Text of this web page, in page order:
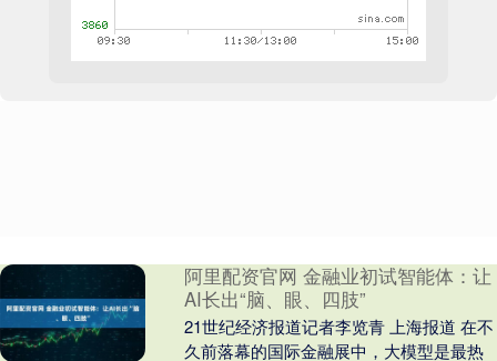
阿里配资官网 金融业初试智能体：让
AI长出“脑、眼、四肢”
21世纪经济报道记者李览青 上海报道 在不
久前落幕的国际金融展中，大模型是最热